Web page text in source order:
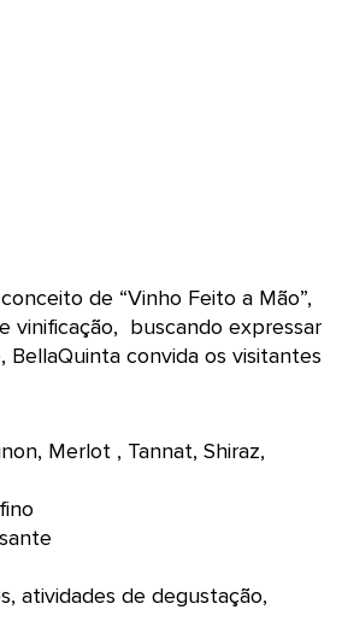
de “Vinho Feito a Mão”,
vinificação, buscando expressar
BellaQuinta convida os visitantes
Merlot , Tannat, Shiraz,
atividades de degustação,